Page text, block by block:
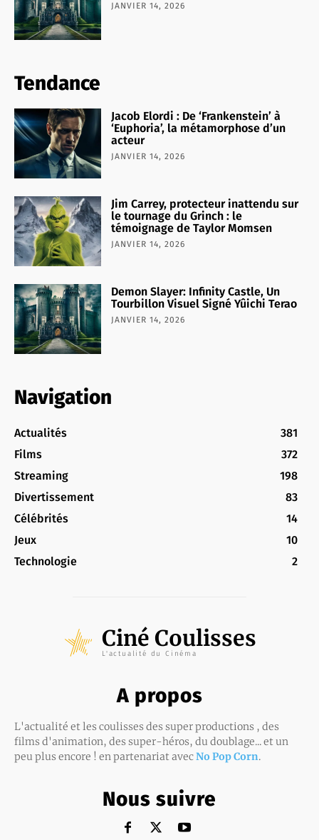
JANVIER 14, 2026
Tendance
Jacob Elordi : De ‘Frankenstein’ à
‘Euphoria’, la métamorphose d’un
acteur
JANVIER 14, 2026
Jim Carrey, protecteur inattendu sur
le tournage du Grinch : le
témoignage de Taylor Momsen
JANVIER 14, 2026
Demon Slayer: Infinity Castle, Un
Tourbillon Visuel Signé Yûichi Terao
JANVIER 14, 2026
Navigation
Actualités
381
Films
372
Streaming
198
Divertissement
83
Célébrités
14
Jeux
10
Technologie
2
Ciné Coulisses
L'actualité du Cinéma
A propos
L'actualité et les coulisses des super productions , des
films d'animation, des super-héros, du doublage... et un
peu plus encore ! en partenariat avecNo Pop Corn.
Nous suivre